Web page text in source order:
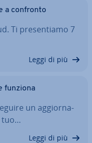
a confronto
Ti pre­sen­tia­mo 7
Leggi di più
funziona
un ag­gior­na­
tuo…
Leggi di più